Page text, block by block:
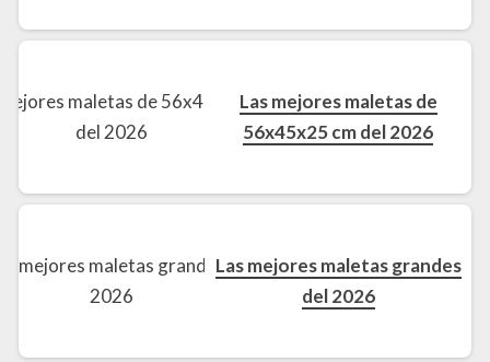
Las mejores maletas de
56x45x25 cm del 2026
Las mejores maletas grandes
del 2026